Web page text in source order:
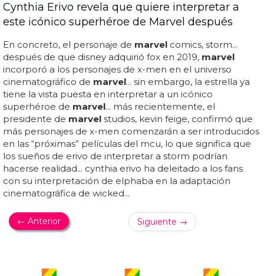
Cynthia Erivo revela que quiere interpretar a
este icónico superhéroe de Marvel después
En concreto, el personaje de marvel comics, storm...
después de que disney adquirió fox en 2019, marvel
incorporó a los personajes de x-men en el universo
cinematográfico de marvel... sin embargo, la estrella ya
tiene la vista puesta en interpretar a un icónico
superhéroe de marvel... más recientemente, el
presidente de marvel studios, kevin feige, confirmó que
más personajes de x-men comenzarán a ser introducidos
en las “próximas” películas del mcu, lo que significa que
los sueños de erivo de interpretar a storm podrían
hacerse realidad... cynthia erivo ha deleitado a los fans
con su interpretación de elphaba en la adaptación
cinematográfica de wicked...
← Anterior Siguiente →